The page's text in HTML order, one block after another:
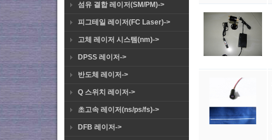
섬유 결합 레이저(SM/PM)->
피그테일 레이저(FC Laser)->
고체 레이저 시스템(nm)->
DPSS 레이저->
반도체 레이저->
Q 스위치 레이저->
초고속 레이저(ns/ps/fs)->
DFB 레이저->